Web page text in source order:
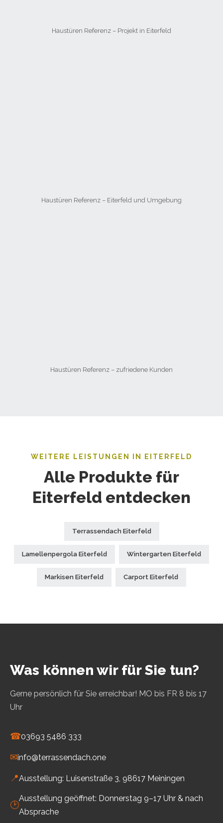
Haustüren Referenz – Projekt in Eiterfeld
Haustüren Referenz – Eiterfeld und Umgebung
Haustüren Referenz – zufriedene Kunden
WEITERE LEISTUNGEN IN EITERFELD
Alle Produkte für
Eiterfeld entdecken
Terrassendach Eiterfeld
Lamellenpergola Eiterfeld Wintergarten Eiterfeld
Markisen Eiterfeld Carport Eiterfeld
Was können wir für Sie tun?
Gerne persönlich für Sie erreichbar! MO bis FR 8 bis 17
Uhr
☎03693 5486 333
✉info@terrassendach.one
📍Ausstellung: Luisenstraße 3, 98617 Meiningen
🕑
Ausstellung geöffnet: Donnerstag 9–17 Uhr & nach
Absprache